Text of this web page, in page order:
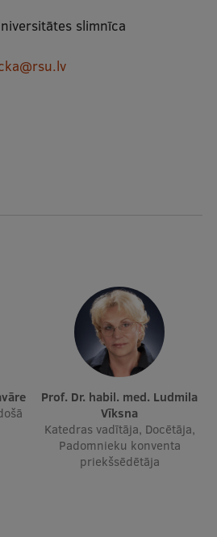
slimnīca
Prof. Dr. habil. med. Ludmila
Vīksna
Katedras vadītāja, Docētāja,
Padomnieku konventa
priekšsēdētāja